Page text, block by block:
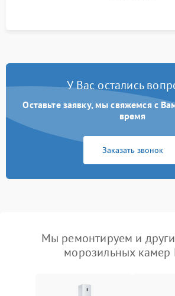
У Вас остались
Оставьте заявку, мы свяжемся с
время
Заказать звонок
Мы ремонтируем и
морозильных камер